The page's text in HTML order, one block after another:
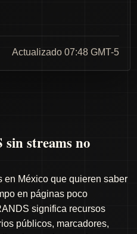
Actualizado 07:48 GMT-5
streams no
en México que quieren saber
en páginas poco
significa recursos
públicos, marcadores,